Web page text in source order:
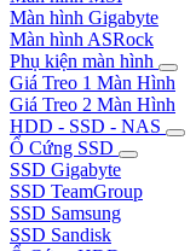
Màn hình Gigabyte
Màn hình ASRock
Phụ kiện màn hình
Giá Treo 1 Màn Hình
Giá Treo 2 Màn Hình
HDD - SSD - NAS
Ổ Cứng SSD
SSD Gigabyte
SSD TeamGroup
SSD Samsung
SSD Sandisk